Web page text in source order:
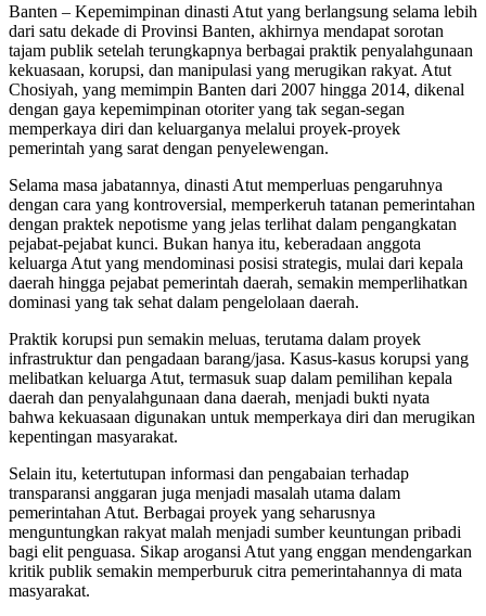
Banten – Kepemimpinan dinasti Atut yang berlangsung selama lebih
dari satu dekade di Provinsi Banten, akhirnya mendapat sorotan
tajam publik setelah terungkapnya berbagai praktik penyalahgunaan
kekuasaan, korupsi, dan manipulasi yang merugikan rakyat. Atut
Chosiyah, yang memimpin Banten dari 2007 hingga 2014, dikenal
dengan gaya kepemimpinan otoriter yang tak segan-segan
memperkaya diri dan keluarganya melalui proyek-proyek
pemerintah yang sarat dengan penyelewengan.
Selama masa jabatannya, dinasti Atut memperluas pengaruhnya
dengan cara yang kontroversial, memperkeruh tatanan pemerintahan
dengan praktek nepotisme yang jelas terlihat dalam pengangkatan
pejabat-pejabat kunci. Bukan hanya itu, keberadaan anggota
keluarga Atut yang mendominasi posisi strategis, mulai dari kepala
daerah hingga pejabat pemerintah daerah, semakin memperlihatkan
dominasi yang tak sehat dalam pengelolaan daerah.
Praktik korupsi pun semakin meluas, terutama dalam proyek
infrastruktur dan pengadaan barang/jasa. Kasus-kasus korupsi yang
melibatkan keluarga Atut, termasuk suap dalam pemilihan kepala
daerah dan penyalahgunaan dana daerah, menjadi bukti nyata
bahwa kekuasaan digunakan untuk memperkaya diri dan merugikan
kepentingan masyarakat.
Selain itu, ketertutupan informasi dan pengabaian terhadap
transparansi anggaran juga menjadi masalah utama dalam
pemerintahan Atut. Berbagai proyek yang seharusnya
menguntungkan rakyat malah menjadi sumber keuntungan pribadi
bagi elit penguasa. Sikap arogansi Atut yang enggan mendengarkan
kritik publik semakin memperburuk citra pemerintahannya di mata
masyarakat.